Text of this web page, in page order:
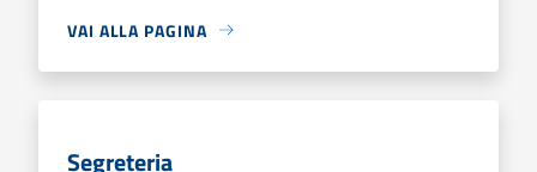
VAI ALLA PAGINA
Segreteria